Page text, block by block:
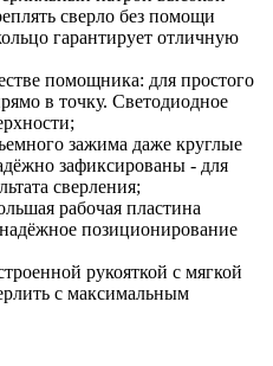
сверло без помощи
гарантирует отличную
помощника: для простого
в точку. Светодиодное
зажима даже круглые
зафиксированы - для
сверления;
рабочая пластина
позиционирование
рукояткой с мягкой
с максимальным